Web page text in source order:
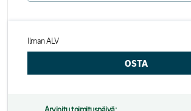
Ilman ALV